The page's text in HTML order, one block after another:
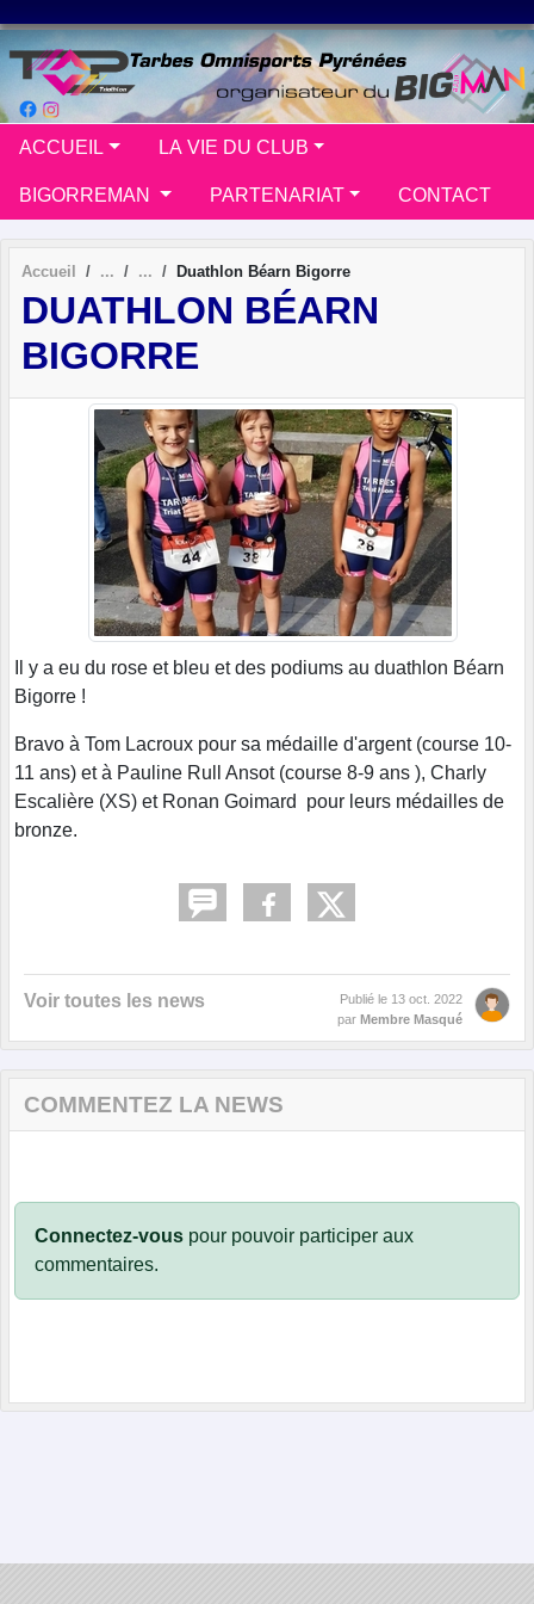
ACCUEIL LA VIE DU CLUB
BIGORREMAN PARTENARIAT CONTACT
Accueil Duathlon Béarn Bigorre
DUATHLON BÉARN
BIGORRE
Il y a eu du rose et bleu et des podiums au duathlon Béarn
Bigorre !
Bravo à Tom Lacroux pour sa médaille d'argent (course 10-
11 ans) et à Pauline Rull Ansot (course 8-9 ans ), Charly
Escalière (XS) et Ronan Goimard pour leurs médailles de
bronze.
Voir toutes les news Publié le 13 oct. 2022
par Membre Masqué
COMMENTEZ LA NEWS
Connectez-vous pour pouvoir participer aux
commentaires.